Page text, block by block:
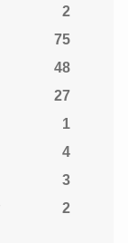
2
75
48
27
1
4
3
2